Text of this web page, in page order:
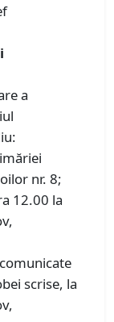
a
nr. 8;
12.00 la
scrise, la